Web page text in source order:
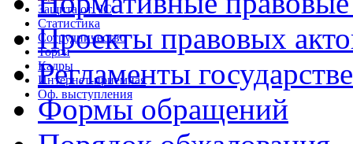
Защита от ЧС
Статистика
Сотрудничество
Торги
Кадры
Интернет-приемная
Оф. выступления
Проекты правовых
Регламенты
Формы обращений